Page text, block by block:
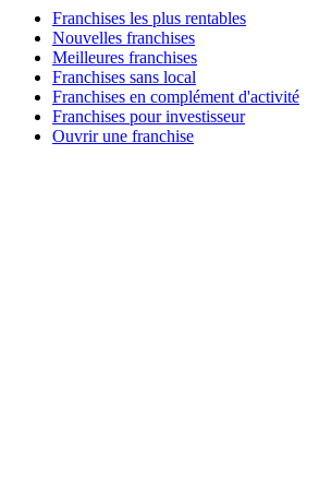
Franchises les plus rentables
Nouvelles franchises
Meilleures franchises
Franchises sans local
Franchises en complément d'activité
Franchises pour investisseur
Ouvrir une franchise